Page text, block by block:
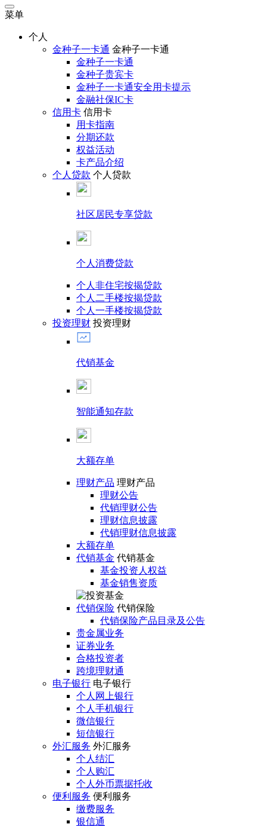
菜单
个人
金种子一卡通 金种子一卡通
金种子一卡通
金种子贵宾卡
金种子一卡通安全用卡提示
金融社保IC卡
信用卡 信用卡
用卡指南
分期还款
权益活动
卡产品介绍
个人贷款 个人贷款
社区居民专享贷款
个人消费贷款
个人非住宅按揭贷款
个人二手楼按揭贷款
个人一手楼按揭贷款
投资理财 投资理财
代销基金
智能通知存款
大额存单
理财产品 理财产品
理财公告
代销理财公告
理财信息披露
代销理财信息披露
大额存单
代销基金 代销基金
基金投资人权益
基金销售资质
代销保险 代销保险
代销保险产品目录及公告
贵金属业务
证券业务
合格投资者
跨境理财通
电子银行 电子银行
个人网上银行
个人手机银行
微信银行
短信银行
外汇服务 外汇服务
个人结汇
个人购汇
个人外币票据托收
便利服务 便利服务
缴费服务
银信通